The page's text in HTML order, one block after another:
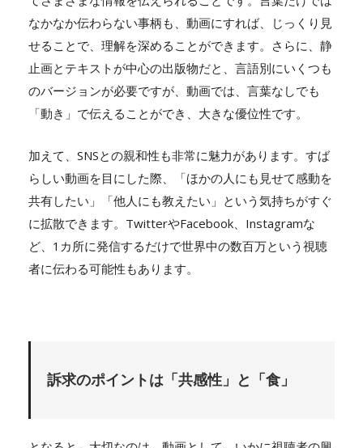
なかなか伝わらない事柄も、動画にすれば、じっくり見
せることで、理解を深めることができます。さらに、静
止画とテキストが中心の出版物だと、言語別にいくつも
のバージョンが必要ですが、動画では、言葉なしでも
「動き」で伝えることができ、大きな優位性です。
加えて、SNSとの親和性も非常に魅力があります。すば
らしい動画を目にした際、「ほかの人にも見せて感動を
共有したい」「他人にも教えたい」という気持ちがすぐ
に拡散できます。TwitterやFacebook、Instagramな
ど、1カ所に発信するだけで世界中の数百万という視聴
者に伝わる可能性もあります。
訴求のポイントは「共感性」と「食」